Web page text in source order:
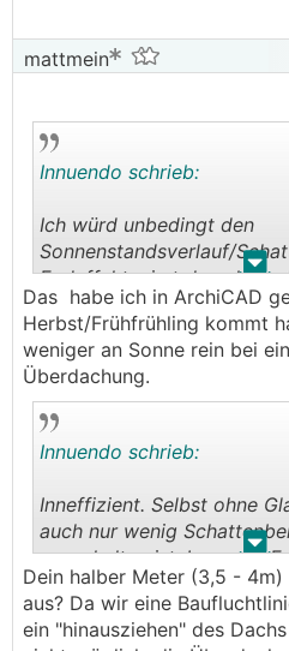
mattmein
. .
Innuendo schrieb:
Ich würd unbedingt den
Sonnenstandsverlauf/
Endeffekt wirst dann
verzichten. Hatten genau
hinter uns. Tiefstehende
Monaten bringt genug
unsrer 4m Überdachung.
ohne Überglas
Frühling/Sommer/Herbst.
Das habe ich in ArchiCAD
Herbst/Frühfrühling kommt
weniger an Sonne rein bei
Überdachung.
. .
Innuendo schrieb:
Inneffizient. Selbst ohne
auch nur wenig
auszuhalten ist. In eurem
dass Flachdach weiter
auch mehr PV möglich
weniger Aufwand/Kosten
Dein halber Meter (3,5 -
aus? Da wir eine
ein "hinausziehen" des